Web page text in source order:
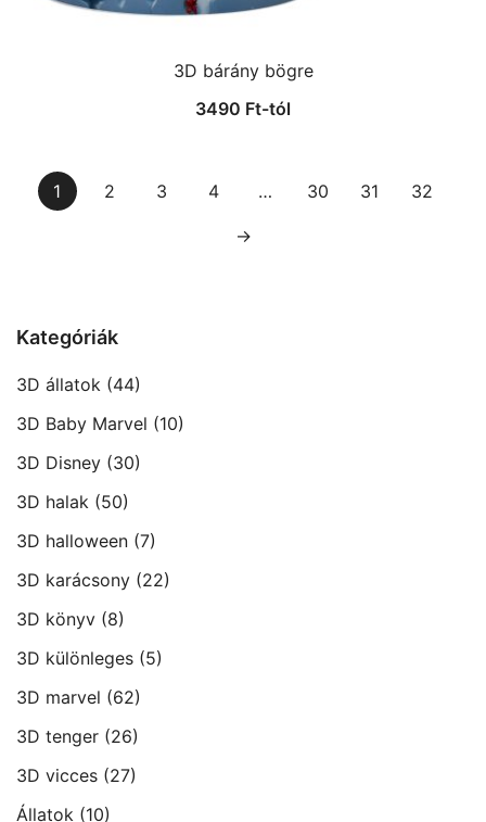
3D bárány bögre
3490 Ft-tól
1 2 3 4 … 30 31 32
→
Kategóriák
3D állatok (44)
3D Baby Marvel (10)
3D Disney (30)
3D halak (50)
3D halloween (7)
3D karácsony (22)
3D könyv (8)
3D különleges (5)
3D marvel (62)
3D tenger (26)
3D vicces (27)
Állatok (10)